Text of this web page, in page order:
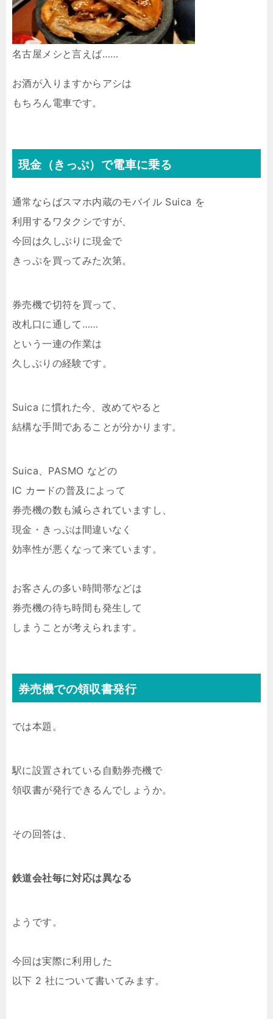
名古屋メシと言えば……
お酒が入りますからアシは
もちろん電車です。
現金（きっぷ）で電車に乗る
通常ならばスマホ内蔵のモバイル Suica を
利用するワタクシですが、
今回は久しぶりに現金で
きっぷを買ってみた次第。
券売機で切符を買って、
改札口に通して……
という一連の作業は
久しぶりの経験です。
Suica に慣れた今、改めてやると
結構な手間であることが分かります。
Suica、PASMO などの
IC カードの普及によって
券売機の数も減らされていますし、
現金・きっぷは間違いなく
効率性が悪くなって来ています。
お客さんの多い時間帯などは
券売機の待ち時間も発生して
しまうことが考えられます。
券売機での領収書発行
では本題。
駅に設置されている自動券売機で
領収書が発行できるんでしょうか。
その回答は、
鉄道会社毎に対応は異なる
ようです。
今回は実際に利用した
以下 2 社について書いてみます。